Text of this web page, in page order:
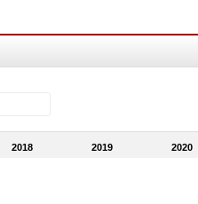
2018 2019 2020